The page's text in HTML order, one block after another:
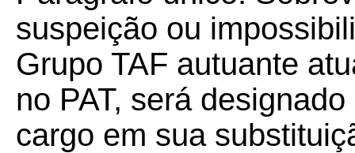
suspeição ou
Grupo TAF autuante
no PAT, será
cargo em sua